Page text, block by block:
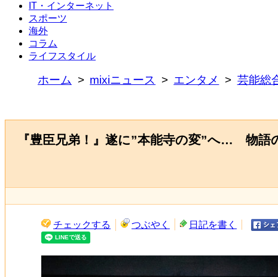
IT・インターネット
スポーツ
海外
コラム
ライフスタイル
ホーム mixiニュース エンタメ 芸能総
『豊臣兄弟！』遂に”本能寺の変”へ… 物語
チェックする つぶやく 日記を書く